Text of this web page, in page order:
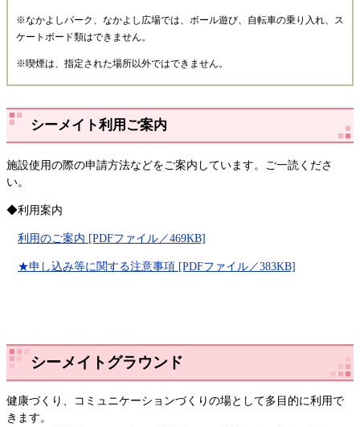
※なかよしパーク、なかよし広場では、ボール遊び、自転車の乗り入れ、ス
ケートボード類はできません。
※喫煙は、指定された場所以外ではできません。
シーメイト利用ご案内
施設使用の際の申請方法などをご案内しています。ご一読くださ
い。
◆利用案内
利用のご案内 [PDFファイル／469KB]
★申し込み等に関する注意事項 [PDFファイル／383KB]
シーメイトグラウンド
健康づくり、コミュニケーションづくりの場として多目的に利用で
きます。